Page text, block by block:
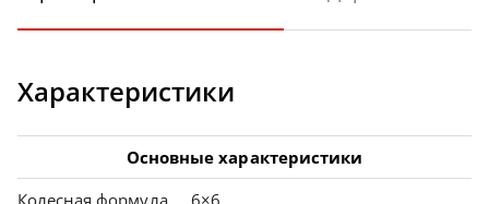
Характеристики
Основные характеристики